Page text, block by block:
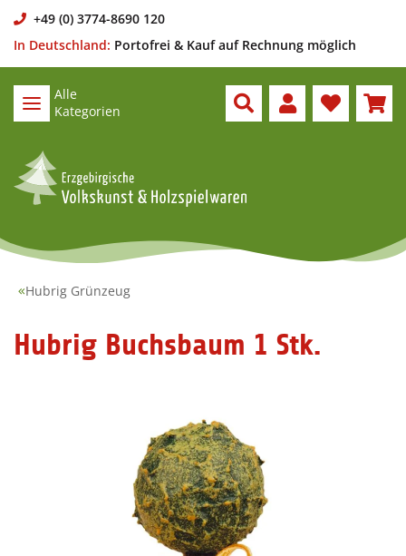
+49 (0) 3774-8690 120
In Deutschland: Portofrei & Kauf auf Rechnung möglich
Alle
Kategorien
Hubrig Grünzeug
Hubrig Buchsbaum 1 Stk.